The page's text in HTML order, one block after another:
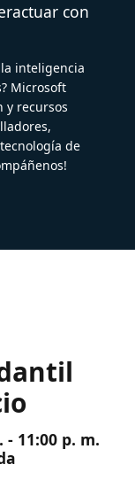
con
inteligencia
Microsoft
y recursos
de
11:00 p. m.